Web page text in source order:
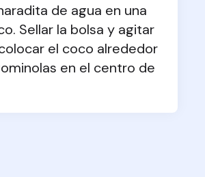
de agua en una
Sellar la bolsa y agitar
el coco alrededor
en el centro de